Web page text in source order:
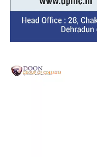
Video
Player